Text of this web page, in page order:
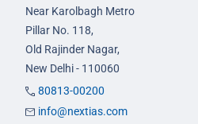
Near Karolbagh Metro
Pillar No. 118,
Old Rajinder Nagar,
New Delhi - 110060
80813-00200
info@nextias.com